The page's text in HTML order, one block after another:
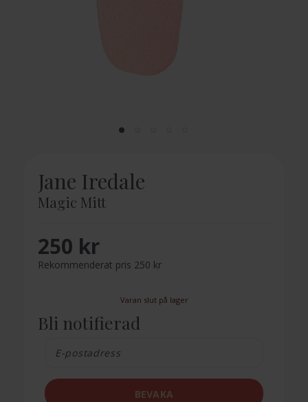
Jane Iredale
Magic Mitt
250 kr
Rekommenderat pris 250 kr
Varan slut på lager
Bli notifierad
BEVAKA